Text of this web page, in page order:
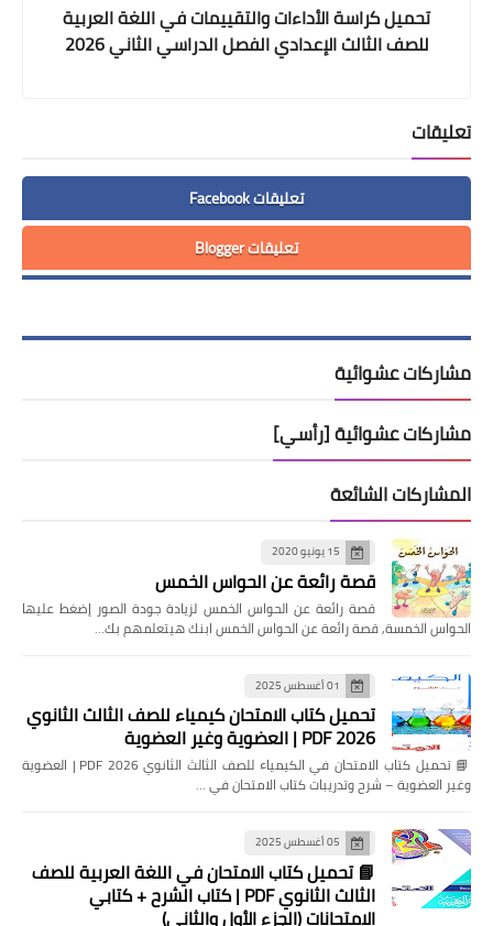
تحميل كراسة الأداءات والتقييمات في اللغة العربية
للصف الثالث الإعدادي الفصل الدراسي الثاني 2026
تعليقات
تعليقات Facebook
تعليقات Blogger
مشاركات عشوائية
مشاركات عشوائية [رأسي]
المشاركات الشائعة
15 يونيو 2020
قصة رائعة عن الحواس الخمس
قصة رائعة عن الحواس الخمس لزيادة جودة الصور إضغط عليها
الحواس الخمسة, قصة رائعة عن الحواس الخمس ابنك هيتعلمهم بك…
01 أغسطس 2025
تحميل كتاب الامتحان كيمياء للصف الثالث الثانوي
2026 PDF | العضوية وغير العضوية
📘 تحميل كتاب الامتحان في الكيمياء للصف الثالث الثانوي 2026 PDF | العضوية
وغير العضوية – شرح وتدريبات كتاب الامتحان في …
05 أغسطس 2025
📘 تحميل كتاب الامتحان في اللغة العربية للصف
الثالث الثانوي PDF | كتاب الشرح + كتابي
الامتحانات (الجزء الأول والثاني)